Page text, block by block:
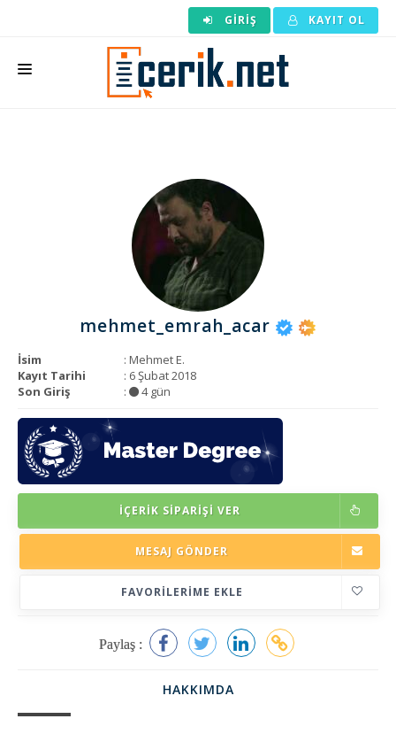
GIRIŞ KAYIT OL
ARAÇLAR
KURUMSAL
mehmet_emrah_acar
İsim
: Mehmet E.
Kayıt Tarihi
: 6 Şubat 2018
Son Giriş
: 4 gün
İÇERIK SIPARIŞI VER
MESAJ GÖNDER
FAVORILERIME EKLE
Paylaş :
HAKKIMDA